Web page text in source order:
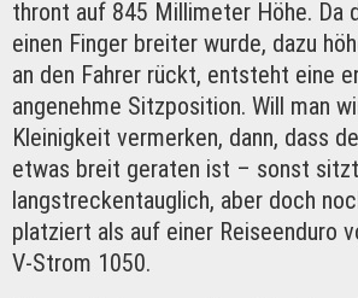
thront auf 845 Millimeter Höhe. Da
einen Finger breiter wurde, dazu
an den Fahrer rückt, entsteht eine
angenehme Sitzposition. Will man
Kleinigkeit vermerken, dann, dass
etwas breit geraten ist – sonst
langstreckentauglich, aber doch
platziert als auf einer Reiseenduro
V-Strom 1050.